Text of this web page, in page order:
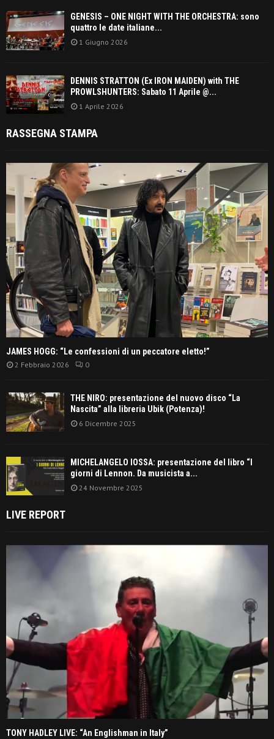
GENESIS – ONE NIGHT WITH THE ORCHESTRA: sono
quattro le date italiane...
1 Giugno 2026
DENNIS STRATTON (Ex IRON MAIDEN) with THE
PROWLSHUNTERS: Sabato 11 Aprile @...
1 Aprile 2026
RASSEGNA STAMPA
JAMES HOGG: “Le confessioni di un peccatore eletto!”
2 Febbraio 2026 0
THE NIRO: presentazione del nuovo disco “La
Nascita” alla libreria Ubik (Potenza)!
6 Dicembre 2025
MICHELANGELO IOSSA: presentazione del libro “I
giorni di Lennon. Da musicista a...
24 Novembre 2025
LIVE REPORT
TONY HADLEY LIVE: “An Englishman in Italy”